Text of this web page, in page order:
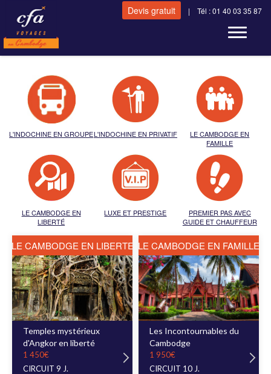
Devis gratuit | Tél : 01 40 03 35 87
Toggle
L'INDOCHINE EN GROUPEL'INDOCHINE EN PRIVATIF
LE CAMBODGE EN
FAMILLE
LE CAMBODGE EN
LIBERTÉ
LUXE ET PRESTIGE
PREMIER PAS AVEC
GUIDE ET CHAUFFEUR
LE CAMBODGE EN LIBERTE
Temples mystérieux
d'Angkor en liberté
1 450€
CIRCUIT 9 J.
LE CAMBODGE EN FAMILLE
Les Incontournables du
Cambodge
1 950€
CIRCUIT 10 J.